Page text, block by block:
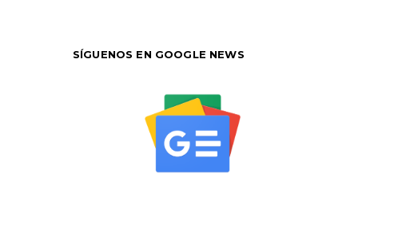
SÍGUENOS EN GOOGLE NEWS